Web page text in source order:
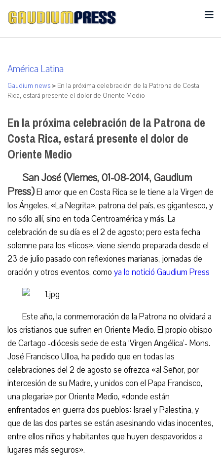
América Latina
Gaudium news > En la próxima celebración de la Patrona de Costa
Rica, estará presente el dolor de Oriente Medio
En la próxima celebración de la Patrona de
Costa Rica, estará presente el dolor de
Oriente Medio
San José (Viernes, 01-08-2014, Gaudium
Press)El amor que en Costa Rica se le tiene a la Virgen de
los Ángeles, «La Negrita», patrona del país, es gigantesco, y
no sólo allí, sino en toda Centroamérica y más. La
celebración de su día es el 2 de agosto; pero esta fecha
solemne para los «ticos», viene siendo preparada desde el
23 de julio pasado con reflexiones marianas, jornadas de
oración y otros eventos, como ya lo notició Gaudium Press
Este año, la conmemoración de la Patrona no olvidará a
los cristianos que sufren en Oriente Medio. El propio obispo
de Cartago -diócesis sede de esta ‘Virgen Angélica’- Mons.
José Francisco Ulloa, ha pedido que en todas las
celebraciones del 2 de agosto se ofrezca «al Señor, por
intercesión de su Madre, y unidos con el Papa Francisco,
una plegaria» por Oriente Medio, «donde están
enfrentados en guerra dos pueblos: Israel y Palestina, y
que de las dos partes se están asesinando vidas inocentes,
entre ellos niños y habitantes que huyen despavoridos a
lugares más seguros».